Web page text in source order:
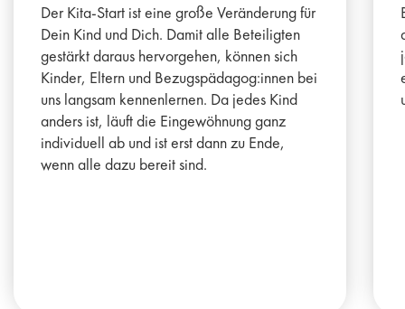
Der Kita-Start ist eine große Veränderung für
Dein Kind und Dich. Damit alle Beteiligten
gestärkt daraus hervorgehen, können sich
Kinder, Eltern und Bezugspädagog:innen bei
uns langsam kennenlernen. Da jedes Kind
anders ist, läuft die Eingewöhnung ganz
individuell ab und ist erst dann zu Ende,
wenn alle dazu bereit sind.